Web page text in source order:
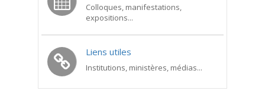
Colloques, manifestations,
expositions...
Liens utiles
Institutions, ministères, médias...